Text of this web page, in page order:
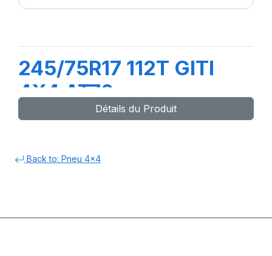
245/75R17 112T GITI
4X4 AT70
Détails du Produit
Back to: Pneu 4x4